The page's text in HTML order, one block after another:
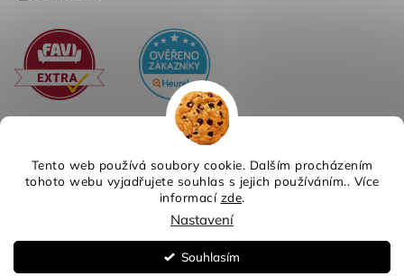
Tento web používá soubory cookie. Dalším procházením
tohoto webu vyjadřujete souhlas s jejich používáním.. Více
informací zde.
Nastavení
Souhlasím
. Všechna práva vyhrazena.